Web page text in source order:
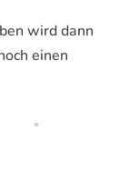
wird dann
einen